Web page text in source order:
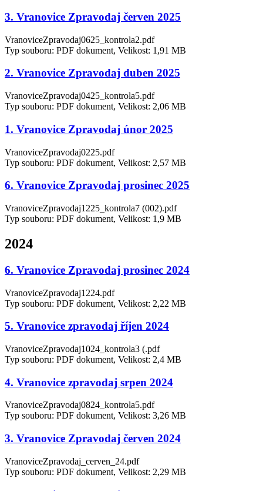
3. Vranovice Zpravodaj červen 2025
VranoviceZpravodaj0625_kontrola2.pdf
Typ souboru: PDF dokument, Velikost: 1,91 MB
2. Vranovice Zpravodaj duben 2025
VranoviceZpravodaj0425_kontrola5.pdf
Typ souboru: PDF dokument, Velikost: 2,06 MB
1. Vranovice Zpravodaj únor 2025
VranoviceZpravodaj0225.pdf
Typ souboru: PDF dokument, Velikost: 2,57 MB
6. Vranovice Zpravodaj prosinec 2025
VranoviceZpravodaj1225_kontrola7 (002).pdf
Typ souboru: PDF dokument, Velikost: 1,9 MB
2024
6. Vranovice Zpravodaj prosinec 2024
VranoviceZpravodaj1224.pdf
Typ souboru: PDF dokument, Velikost: 2,22 MB
5. Vranovice zpravodaj říjen 2024
VranoviceZpravodaj1024_kontrola3 (.pdf
Typ souboru: PDF dokument, Velikost: 2,4 MB
4. Vranovice zpravodaj srpen 2024
VranoviceZpravodaj0824_kontrola5.pdf
Typ souboru: PDF dokument, Velikost: 3,26 MB
3. Vranovice Zpravodaj červen 2024
VranoviceZpravodaj_cerven_24.pdf
Typ souboru: PDF dokument, Velikost: 2,29 MB